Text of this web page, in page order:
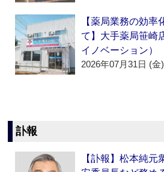
【薬局業務の効率
て】大手薬局笹崎
イノベーション）
2026年07月31日 (金)
訃報
【訃報】松本純元